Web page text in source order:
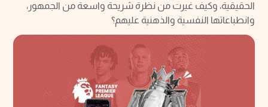
الحقيقية، وكيف غيرت من نظرة شريحة واسعة من الجمهور،
وانطباعاتها النفسية والذهنية عليهم؟